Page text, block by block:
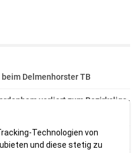
Delmenhorster TB
verliert zum Bezirksliga-
Bilder vom Wochenende
Technologien von
und diese stetig zu